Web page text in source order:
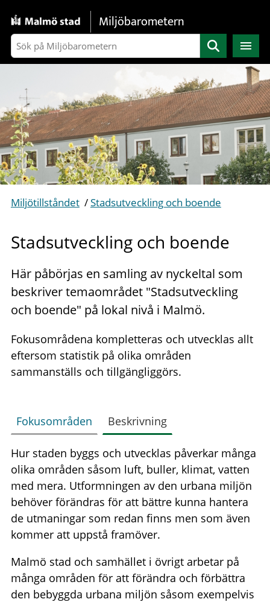
Gå direkt till sidans innehåll
Miljöbarometern
Sök
Miljötillståndet /Stadsutveckling och boende
Stadsutveckling och boende
Här påbörjas en samling av nyckeltal som
beskriver temaområdet "Stadsutveckling
och boende" på lokal nivå i Malmö.
Fokusområdena kompletteras och utvecklas allt
eftersom statistik på olika områden
sammanställs och tillgängliggörs.
Fokusområden Beskrivning
Hur staden byggs och utvecklas påverkar många
olika områden såsom luft, buller, klimat, vatten
med mera. Utformningen av den urbana miljön
behöver förändras för att bättre kunna hantera
de utmaningar som redan finns men som även
kommer att uppstå framöver.
Malmö stad och samhället i övrigt arbetar på
många områden för att förändra och förbättra
den bebyggda urbana miljön såsom exempelvis